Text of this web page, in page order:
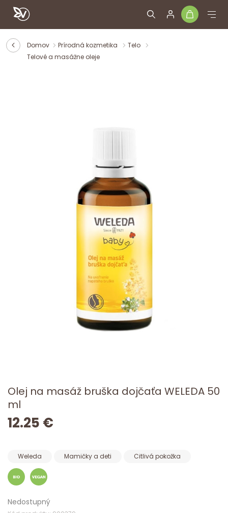
Domov Prírodná kozmetika
Telo
Telové a masážne oleje
Olej na masáž bruška dojčaťa WELEDA 50
ml
12.25 €
Weleda Mamičky a deti Citlivá pokožka
Nedostupný